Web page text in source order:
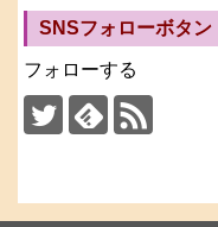
SNSフォローボタン
フォローする